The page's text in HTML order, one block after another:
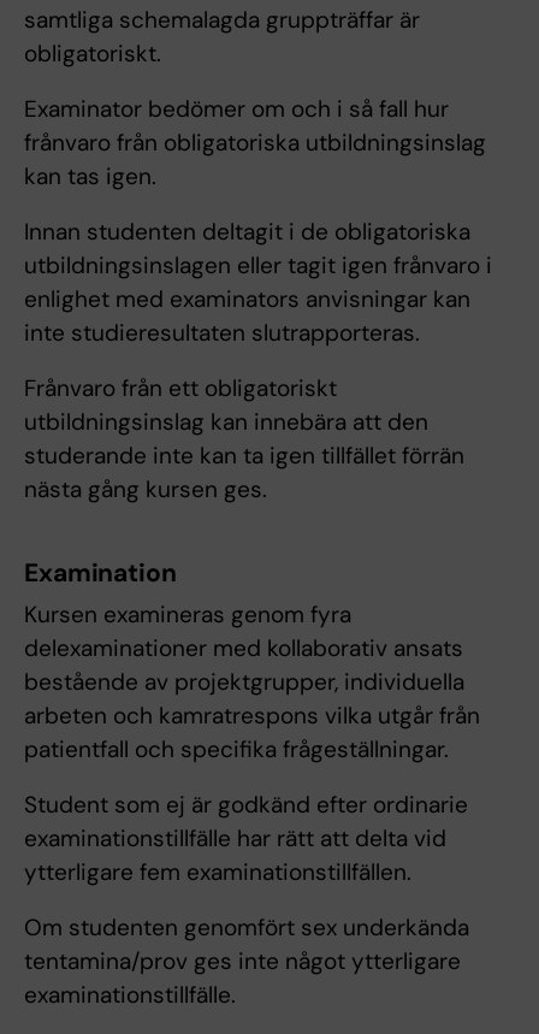
samtliga schemalagda gruppträffar är
obligatoriskt.
Examinator bedömer om och i så fall hur
frånvaro från obligatoriska utbildningsinslag
kan tas igen.
Innan studenten deltagit i de obligatoriska
utbildningsinslagen eller tagit igen frånvaro i
enlighet med examinators anvisningar kan
inte studieresultaten slutrapporteras.
Frånvaro från ett obligatoriskt
utbildningsinslag kan innebära att den
studerande inte kan ta igen tillfället förrän
nästa gång kursen ges.
Examination
Kursen examineras genom fyra
delexaminationer med kollaborativ ansats
bestående av projektgrupper, individuella
arbeten och kamratrespons vilka utgår från
patientfall och specifika frågeställningar.
Student som ej är godkänd efter ordinarie
examinationstillfälle har rätt att delta vid
ytterligare fem examinationstillfällen.
Om studenten genomfört sex underkända
tentamina/prov ges inte något ytterligare
examinationstillfälle.